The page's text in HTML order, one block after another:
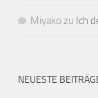
Miyako zu Ich
NEUESTE